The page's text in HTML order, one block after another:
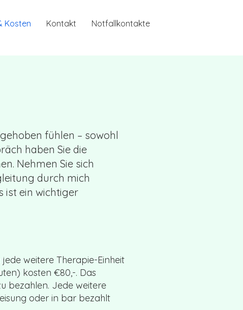
Kosten Kontakt Notfallkontakte
fühlen – sowohl
haben Sie die
Nehmen Sie sich
durch mich
ist ein wichtiger
weitere Therapie-Einheit
kosten €80,-. Das
bezahlen. Jede weitere
oder in bar bezahlt